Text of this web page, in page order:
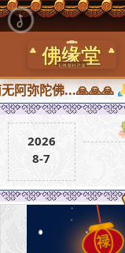
弥陀佛...🙏🙏🙏
2026
8-7
禄